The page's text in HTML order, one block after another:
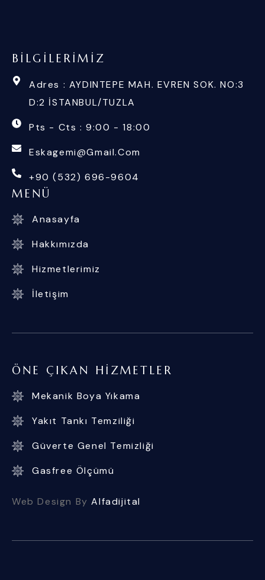
BILGILERIMIZ
Adres : AYDINTEPE MAH. EVREN SOK. NO:3
D:2 İSTANBUL/TUZLA
Pts - Cts : 9:00 - 18:00
Eskagemi@gmail.com
+90 (532) 696-9604
MENÜ
Anasayfa
Hakkımızda
Hizmetlerimiz
İletişim
ÖNE ÇIKAN HIZMETLER
Mekanik Boya Yıkama
Yakıt Tankı Temziliği
Güverte Genel Temizliği
Gasfree Ölçümü
Web Design ByAlfadijital